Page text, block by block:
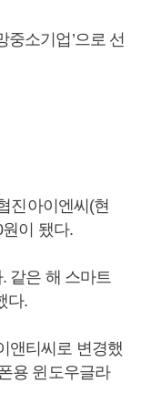
중소기업’으로 선
진아이엔씨(현
이 됐다.
같은 해 스마트
다.
앤티씨로 변경했
용 윈도우글라